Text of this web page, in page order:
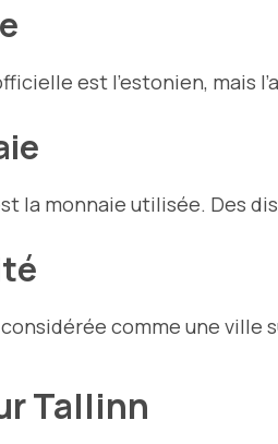
est l’estonien, mais
la monnaie utilisée. Des
comme une ville
Tallinn